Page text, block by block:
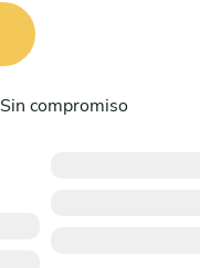
Sin compromiso